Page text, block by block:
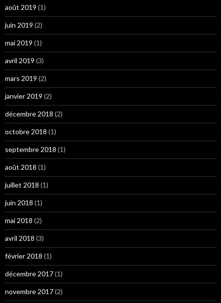
août 2019 (1)
juin 2019 (2)
mai 2019 (1)
avril 2019 (3)
mars 2019 (2)
janvier 2019 (2)
décembre 2018 (2)
octobre 2018 (1)
septembre 2018 (1)
août 2018 (1)
juillet 2018 (1)
juin 2018 (1)
mai 2018 (2)
avril 2018 (3)
février 2018 (1)
décembre 2017(1)
novembre 2017(2)